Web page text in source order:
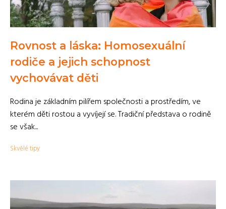
Rovnost a láska: Homosexuální
rodiče a jejich schopnost
vychovávat děti
Rodina je základním pilířem společnosti a prostředím, ve
kterém děti rostou a vyvíjejí se. Tradiční představa o rodině
se však...
Skvělé tipy